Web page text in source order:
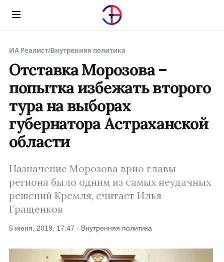
Menu
ИА Реалист/Внутренняя политика
Отставка Морозова –
попытка избежать второго
тура на выборах
губернатора Астраханской
области
Назначение Морозова врио главы
региона было одним из самых неудачных
решений Кремля, считает Илья
Гращенков
5 июня, 2019, 17:47 · Внутренняя политика